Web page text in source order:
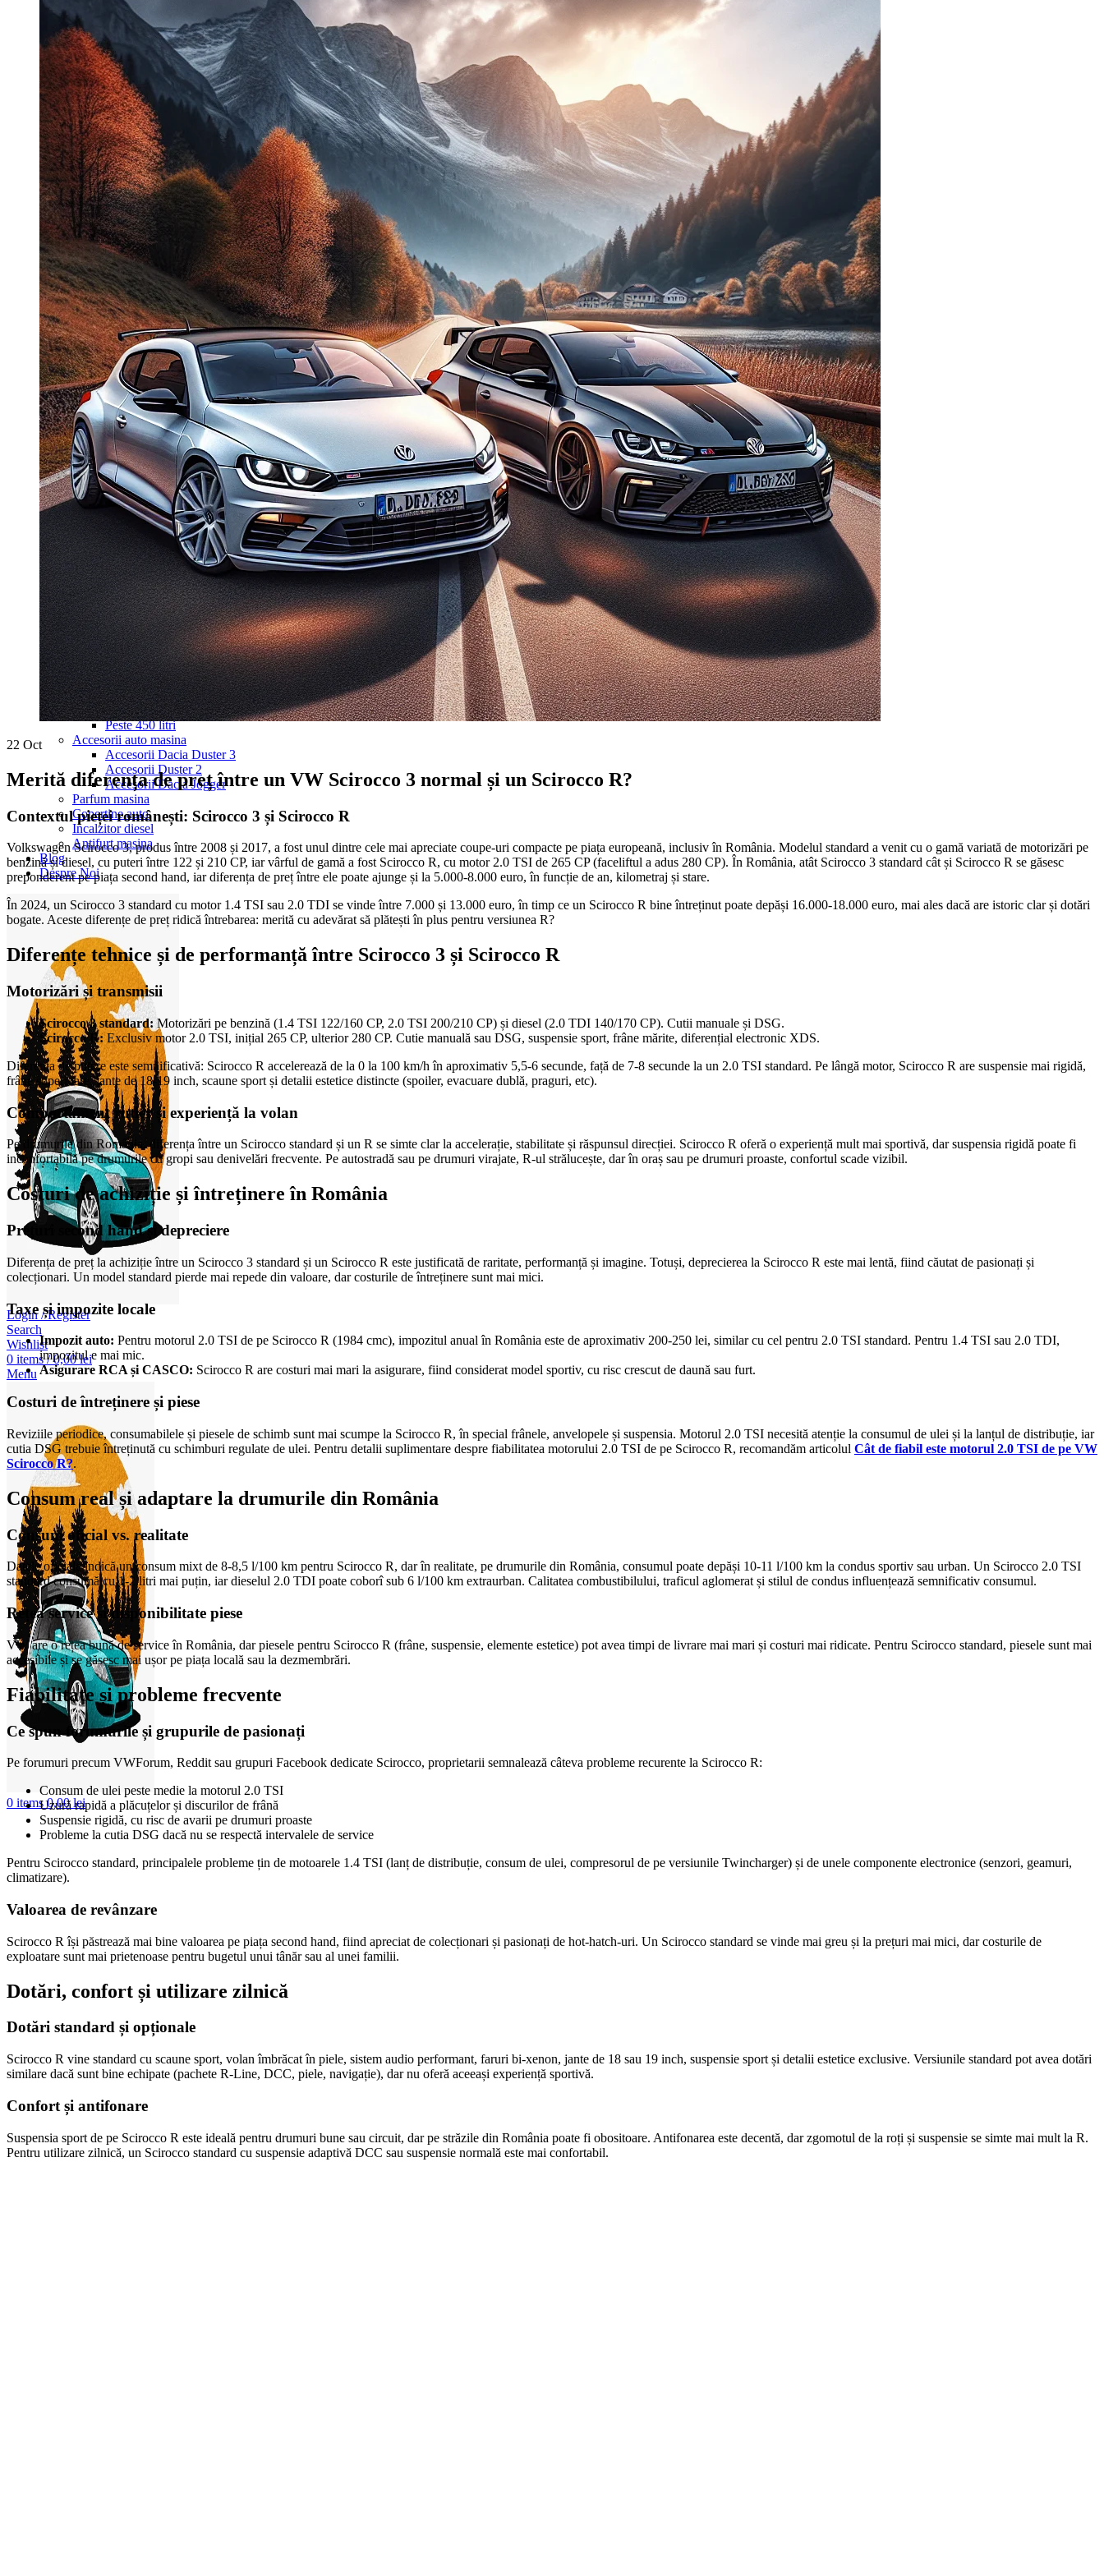
Navigatie Duster 2011
Navigatie Duster 2019
Audi
Navigatie Audi A3 8p
Navigatie Audi A4
Navigatie Audi A4 B6
Navigatie Audi A4 B7
Navigatie Audi A4 B8
Navigatie Audi A5
Navigatie Audi A6 C5
Navigatie Audi A6 C6
Navigatie Audi A6 C7
Navigatie Audi Q5
Ford
Navigație Ford Fiesta
Navigație Ford Focus 1
Navigație Ford Focus 2
Navigație Ford Focus MK3
Navigație Ford Mondeo MK3
Navigație Ford Mondeo MK4
Navigație Ford Transit
Mercedes
Navigație Mercedes C Class W203
Navigație Mercedes C Class W204
Navigație Mercedes W203
Navigație Mercedes W204
Navigație Mercedes W211
Navigație Mercedes Sprinter
Passat
Navigație Passat B5
Navigație Passat B5 5
Navigație Passat B6
Navigație Passat B7
Navigație Passat B8
Navigație Passat CC
Skoda
Navigație Skoda Fabia 1
Navigație Skoda Fabia 2
Navigație Skoda Octavia 1
Navigație Skoda Octavia 2
Navigație Skoda Octavia 3
Navigație Skoda Rapid
Navigație Skoda Superb 1
Navigație Skoda Superb 2
Navigație Toyota Avensis T25
Portbagaj Plafon Auto
Sub 350 Litri
Peste 350 Litri
Peste 450 litri
Accesorii auto masina
Accesorii Dacia Duster 3
Accesorii Duster 2
Accesorii Dacia Jogger
Parfum masina
Copertine auto
Incalzitor diesel
Antifurt masina
Blog
Despre Noi
Login / Register
Search
Wishlist
0 items / 0,00lei
Menu
0 items 0,00lei
22 Oct
Merită diferența de preț între un VW Scirocco 3 normal și un Scirocco R?
Contextul pieței românești: Scirocco 3 și Scirocco R
Volkswagen Scirocco 3, produs între 2008 și 2017, a fost unul dintre cele mai apreciate coupe-uri compacte pe piața europeană, inclusiv în România. Modelul standard a venit cu o gamă variată de motorizări pe
benzină și diesel, cu puteri între 122 și 210 CP, iar vârful de gamă a fost Scirocco R, cu motor 2.0 TSI de 265 CP (faceliftul a adus 280 CP). În România, atât Scirocco 3 standard cât și Scirocco R se găsesc
preponderent pe piața second hand, iar diferența de preț între ele poate ajunge și la 5.000-8.000 euro, în funcție de an, kilometraj și stare.
În 2024, un Scirocco 3 standard cu motor 1.4 TSI sau 2.0 TDI se vinde între 7.000 și 13.000 euro, în timp ce un Scirocco R bine întreținut poate depăși 16.000-18.000 euro, mai ales dacă are istoric clar și dotări
bogate. Aceste diferențe de preț ridică întrebarea: merită cu adevărat să plătești în plus pentru versiunea R?
Diferențe tehnice și de performanță între Scirocco 3 și Scirocco R
Motorizări și transmisii
Scirocco 3 standard:Motorizări pe benzină (1.4 TSI 122/160 CP, 2.0 TSI 200/210 CP) și diesel (2.0 TDI 140/170 CP). Cutii manuale și DSG.
Scirocco R:Exclusiv motor 2.0 TSI, inițial 265 CP, ulterior 280 CP. Cutie manuală sau DSG, suspensie sport, frâne mărite, diferențial electronic XDS.
Diferența de putere este semnificativă: Scirocco R accelerează de la 0 la 100 km/h în aproximativ 5,5-6 secunde, față de 7-8 secunde la un 2.0 TSI standard. Pe lângă motor, Scirocco R are suspensie mai rigidă,
frâne superioare, jante de 18-19 inch, scaune sport și detalii estetice distincte (spoiler, evacuare dublă, praguri, etc).
Comportament rutier și experiență la volan
Pe drumurile din România, diferența între un Scirocco standard și un R se simte clar la accelerație, stabilitate și răspunsul direcției. Scirocco R oferă o experiență mult mai sportivă, dar suspensia rigidă poate fi
inconfortabilă pe drumurile cu gropi sau denivelări frecvente. Pe autostradă sau pe drumuri virajate, R-ul strălucește, dar în oraș sau pe drumuri proaste, confortul scade vizibil.
Costuri de achiziție și întreținere în România
Prețuri second hand și depreciere
Diferența de preț la achiziție între un Scirocco 3 standard și un Scirocco R este justificată de raritate, performanță și imagine. Totuși, deprecierea la Scirocco R este mai lentă, fiind căutat de pasionați și
colecționari. Un model standard pierde mai repede din valoare, dar costurile de întreținere sunt mai mici.
Taxe și impozite locale
Impozit auto: Pentru motorul 2.0 TSI de pe Scirocco R (1984 cmc), impozitul anual în România este de aproximativ 200-250 lei, similar cu cel pentru 2.0 TSI standard. Pentru 1.4 TSI sau 2.0 TDI,
impozitul e mai mic.
Asigurare RCA și CASCO: Scirocco R are costuri mai mari la asigurare, fiind considerat model sportiv, cu risc crescut de daună sau furt.
Costuri de întreținere și piese
Reviziile periodice, consumabilele și piesele de schimb sunt mai scumpe la Scirocco R, în special frânele, anvelopele și suspensia. Motorul 2.0 TSI necesită atenție la consumul de ulei și la lanțul de distribuție, iar
cutia DSG trebuie întreținută cu schimburi regulate de ulei. Pentru detalii suplimentare despre fiabilitatea motorului 2.0 TSI de pe Scirocco R, recomandăm articolul Cât de fiabil este motorul 2.0 TSI de pe VW
Scirocco R?.
Consum real și adaptare la drumurile din România
Consum oficial vs. realitate
Datele oficiale indică un consum mixt de 8-8,5 l/100 km pentru Scirocco R, dar în realitate, pe drumurile din România, consumul poate depăși 10-11 l/100 km la condus sportiv sau urban. Un Scirocco 2.0 TSI
standard consumă cu 1-2 litri mai puțin, iar dieselul 2.0 TDI poate coborî sub 6 l/100 km extraurban. Calitatea combustibilului, traficul aglomerat și stilul de condus influențează semnificativ consumul.
Rețea service și disponibilitate piese
VW are o rețea bună de service în România, dar piesele pentru Scirocco R (frâne, suspensie, elemente estetice) pot avea timpi de livrare mai mari și costuri mai ridicate. Pentru Scirocco standard, piesele sunt mai
accesibile și se găsesc mai ușor pe piața locală sau la dezmembrări.
Fiabilitate și probleme frecvente
Ce spun forumurile și grupurile de pasionați
Pe forumuri precum VWForum, Reddit sau grupuri Facebook dedicate Scirocco, proprietarii semnalează câteva probleme recurente la Scirocco R:
Consum de ulei peste medie la motorul 2.0 TSI
Uzură rapidă a plăcuțelor și discurilor de frână
Suspensie rigidă, cu risc de avarii pe drumuri proaste
Probleme la cutia DSG dacă nu se respectă intervalele de service
Pentru Scirocco standard, principalele probleme țin de motoarele 1.4 TSI (lanț de distribuție, consum de ulei, compresorul de pe versiunile Twincharger) și de unele componente electronice (senzori, geamuri,
climatizare).
Valoarea de revânzare
Scirocco R își păstrează mai bine valoarea pe piața second hand, fiind apreciat de colecționari și pasionați de hot-hatch-uri. Un Scirocco standard se vinde mai greu și la prețuri mai mici, dar costurile de
exploatare sunt mai prietenoase pentru bugetul unui tânăr sau al unei familii.
Dotări, confort și utilizare zilnică
Dotări standard și opționale
Scirocco R vine standard cu scaune sport, volan îmbrăcat în piele, sistem audio performant, faruri bi-xenon, jante de 18 sau 19 inch, suspensie sport și detalii estetice exclusive. Versiunile standard pot avea dotări
similare dacă sunt bine echipate (pachete R-Line, DCC, piele, navigație), dar nu oferă aceeași experiență sportivă.
Confort și antifonare
Suspensia sport de pe Scirocco R este ideală pentru drumuri bune sau circuit, dar pe străzile din România poate fi obositoare. Antifonarea este decentă, dar zgomotul de la roți și suspensie se simte mai mult la R.
Pentru utilizare zilnică, un Scirocco standard cu suspensie adaptivă DCC sau suspensie normală este mai confortabil.